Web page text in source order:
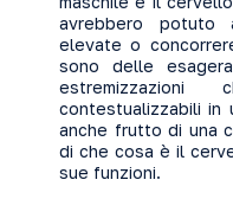
avrebbero potuto
elevate o
sono delle
estremizzazioni
contestualizzabili in
anche frutto di una
di che cosa è il
sue funzioni.